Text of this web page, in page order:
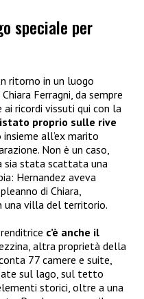
speciale per
ritorno in un luogo
Ferragni, da sempre
ai ricordi vissuti qui con la
proprio sulle rive
insieme all’ex marito
Non è un caso,
sia stata scattata una
Hernandez aveva
di Chiara,
una villa del territorio.
c’è anche il
altra proprietà della
77 camere e suite,
sul lago, sul tetto
storici, oltre a una